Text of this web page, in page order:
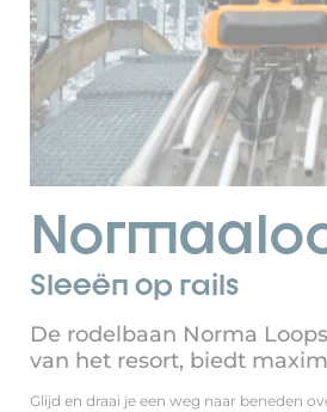
Sleeën op rails
De rodelbaan Norma
van het resort, biedt
Glijd en draai je een weg naar beneden